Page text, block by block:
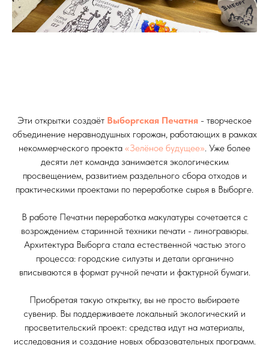
Эти открытки создаёт Выборгская Печатня - творческое
объединение неравнодушных горожан, работающих в рамках
некоммерческого проекта «Зелёное будущее». Уже более
десяти лет команда занимается экологическим
просвещением, развитием раздельного сбора отходов и
практическими проектами по переработке сырья в Выборге.
В работе Печатни переработка макулатуры сочетается с
возрождением старинной техники печати - линогравюры.
Архитектура Выборга стала естественной частью этого
процесса: городские силуэты и детали органично
вписываются в формат ручной печати и фактурной бумаги.
Приобретая такую открытку, вы не просто выбираете
сувенир. Вы поддерживаете локальный экологический и
просветительский проект: средства идут на материалы,
исследования и создание новых образовательных программ.